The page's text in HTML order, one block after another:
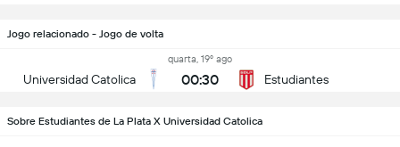
Jogo relacionado - Jogo de volta
Universidad Catolica
quarta, 19º ago
00:30 Estudiantes
Sobre Estudiantes de La Plata X Universidad Catolica